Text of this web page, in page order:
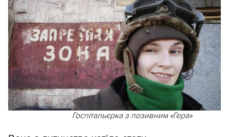
Госпітальєрка з позивним «Гера»